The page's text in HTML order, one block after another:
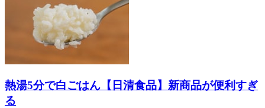
熱湯5分で白ごはん【日清食品】新商品が便利すぎ
る